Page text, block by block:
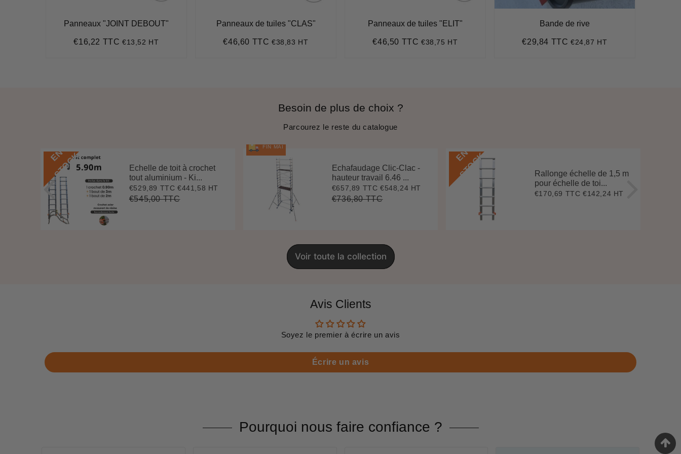
Panneaux "JOINT DEBOUT"
Prix
€16,22 TTC€16,22
€13,52 HT
Panneaux de tuiles "CLAS"
Prix
€46,60 TTC€46,60
€38,83 HT
Panneaux de tuiles "ELIT"
Prix
€46,50 TTC€46,50
€38,75 HT
Bande de rive
Prix
€29,84 TTC€29,84
€24,87 HT
Besoin de plus de choix ?
Parcourez le reste du catalogue
E
N
S
T
O
C
K
Echelle de toit à crochet
tout aluminium - Ki...
Prix
réduit
€529,89 TTC €529,89
€441,58 HT
Prix
€545,00 TTC€545,00
FIN MAI
Echafaudage Clic-Clac -
hauteur travail 6.46 ...
Prix
réduit
€657,89 TTC €657,89
€548,24 HT
Prix
€736,80 TTC€736,80
E
N
S
T
O
C
K
Rallonge échelle de 1,5 m
pour échelle de toi...
Prix
€170,69 TTC €170,69
€142,24 HT
Voir toute la collection
Avis Clients
Soyez le premier à écrire un avis
Écrire un avis
Pourquoi nous faire confiance ?